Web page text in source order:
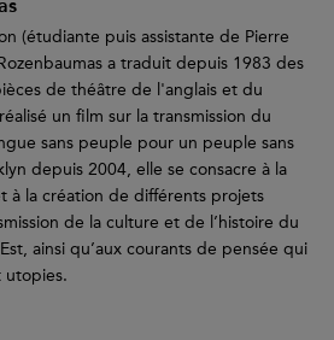
(étudiante puis assistante de Pierre
a traduit depuis 1983 des
de théâtre de l'anglais et du
un film sur la transmission du
sans peuple pour un peuple sans
depuis 2004, elle se consacre à la
à la création de différents projets
de la culture et de l’histoire du
ainsi qu’aux courants de pensée qui
utopies.